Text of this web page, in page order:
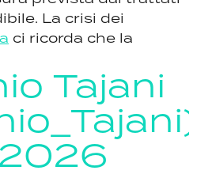
La crisi dei
ci ricorda che la
Tajani
2026